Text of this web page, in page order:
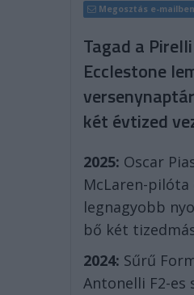
Megosztás e-mailben
Tagad a
Ecclestone
két évtized
2025: Oscar
McLaren-
legnagyobb
bő két
2024: Sűrű
Antonelli F2-es